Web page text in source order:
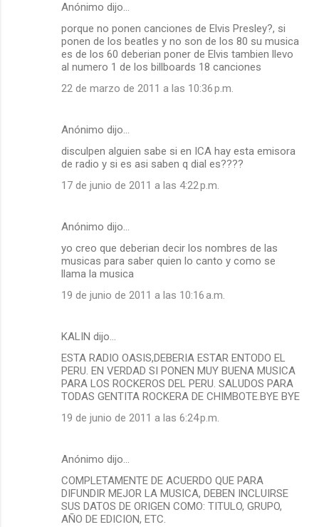
Anónimo dijo…
porque no ponen canciones de Elvis Presley?, si
ponen de los beatles y no son de los 80 su musica
es de los 60 deberian poner de Elvis tambien llevo
al numero 1 de los billboards 18 canciones
22 de marzo de 2011 a las 10:36 p.m.
Anónimo dijo…
disculpen alguien sabe si en ICA hay esta emisora
de radio y si es asi saben q dial es????
17 de junio de 2011 a las 4:22 p.m.
Anónimo dijo…
yo creo que deberian decir los nombres de las
musicas para saber quien lo canto y como se
llama la musica
19 de junio de 2011 a las 10:16 a.m.
KALIN dijo…
ESTA RADIO OASIS,DEBERIA ESTAR ENTODO EL
PERU. EN VERDAD SI PONEN MUY BUENA MUSICA
PARA LOS ROCKEROS DEL PERU. SALUDOS PARA
TODAS GENTITA ROCKERA DE CHIMBOTE.BYE BYE
19 de junio de 2011 a las 6:24 p.m.
Anónimo dijo…
COMPLETAMENTE DE ACUERDO QUE PARA
DIFUNDIR MEJOR LA MUSICA, DEBEN INCLUIRSE
SUS DATOS DE ORIGEN COMO: TITULO, GRUPO,
AÑO DE EDICION, ETC.